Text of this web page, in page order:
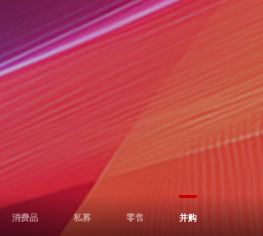
消费品 私募 零售 并购